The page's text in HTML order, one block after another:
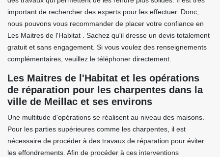
important de rechercher des experts pour les effectuer. Donc,
nous pouvons vous recommander de placer votre confiance en
Les Maitres de l'Habitat . Sachez qu'il dresse un devis totalement
gratuit et sans engagement. Si vous voulez des renseignements
complémentaires, veuillez le téléphoner directement.
Les Maitres de l'Habitat et les opérations
de réparation pour les charpentes dans la
ville de Meillac et ses environs
Une multitude d'opérations se réalisent au niveau des maisons.
Pour les parties supérieures comme les charpentes, il est
nécessaire de procéder à des travaux de réparation pour éviter
les effondrements. Afin de procéder à ces interventions